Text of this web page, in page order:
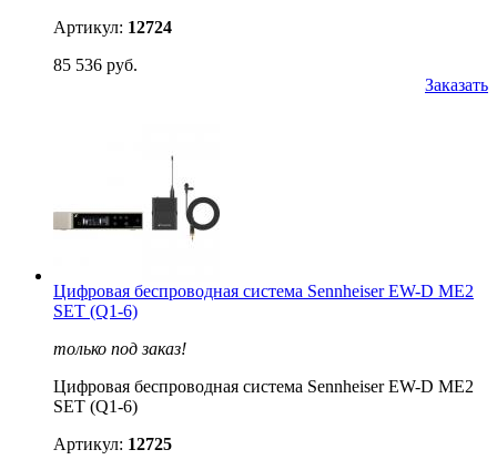
Артикул: 12724
85 536 руб.
Заказать
Цифровая беспроводная система Sennheiser EW-D ME2
SET (Q1-6)
только под заказ!
Цифровая беспроводная система Sennheiser EW-D ME2
SET (Q1-6)
Артикул: 12725